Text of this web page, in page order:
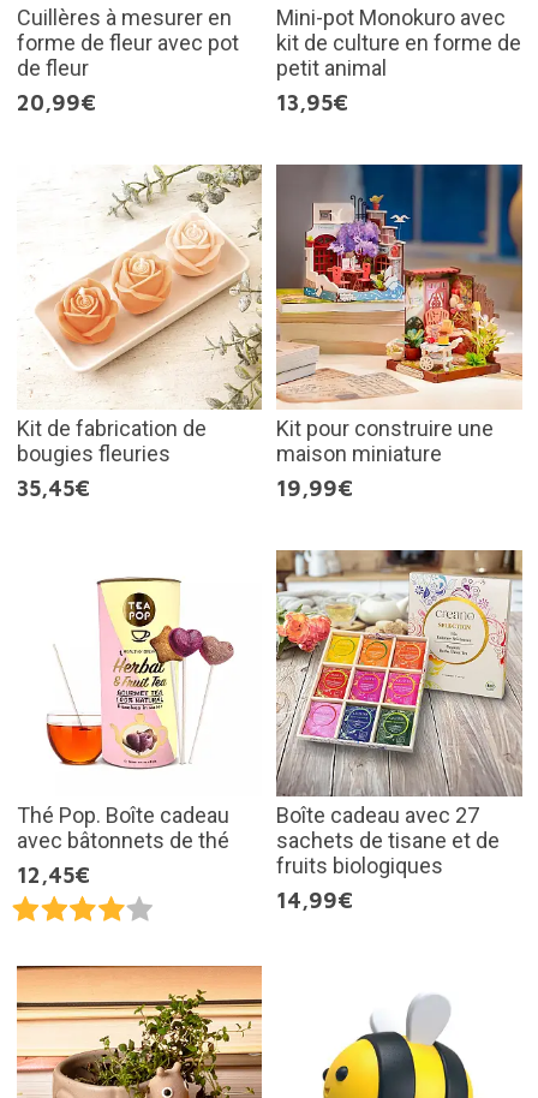
Cuillères à mesurer en
forme de fleur avec pot
de fleur
20,99€
Mini-pot Monokuro avec
kit de culture en forme de
petit animal
13,95€
Kit de fabrication de
bougies fleuries
35,45€
Kit pour construire une
maison miniature
19,99€
Thé Pop. Boîte cadeau
avec bâtonnets de thé
12,45€
Boîte cadeau avec 27
sachets de tisane et de
fruits biologiques
14,99€